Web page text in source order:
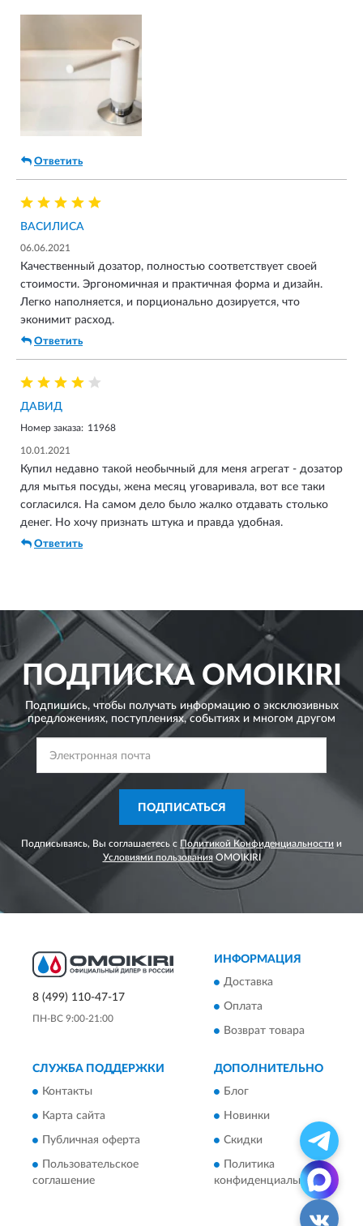
Ответить
ВАСИЛИСА
06.06.2021
Качественный дозатор, полностью соответствует своей
стоимости. Эргономичная и практичная форма и дизайн.
Легко наполняется, и порционально дозируется, что
эконимит расход.
Ответить
ДАВИД
Номер заказа: 11968
10.01.2021
Купил недавно такой необычный для меня агрегат - дозатор
для мытья посуды, жена месяц уговаривала, вот все таки
согласился. На самом дело было жалко отдавать столько
денег. Но хочу признать штука и правда удобная.
Ответить
ПОДПИСКАOMOIKIRI
Подпишись, чтобы получать информацию о эксклюзивных
предложениях, поступлениях, событиях и многом другом
ПОДПИСАТЬСЯ
Подписываясь, Вы соглашаетесь с Политикой Конфиденциальности и
Условиями пользованияOMOIKIRI
8 (499) 110-47-17
ПН-ВС 9:00-21:00
ИНФОРМАЦИЯ
Доставка
Оплата
Возврат товара
СЛУЖБА ПОДДЕРЖКИ
Контакты
Карта сайта
Публичная оферта
Пользовательское
соглашение
ДОПОЛНИТЕЛЬНО
Блог
Новинки
Скидки
Политика
конфиденциальности